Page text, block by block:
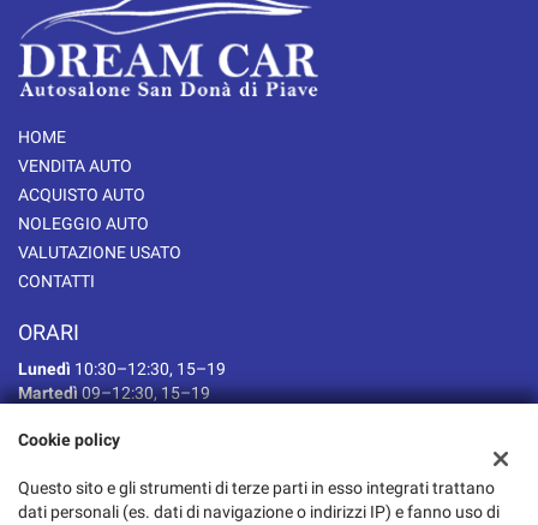
HOME
VENDITA AUTO
ACQUISTO AUTO
NOLEGGIO AUTO
VALUTAZIONE USATO
CONTATTI
ORARI
Lunedì 10:30–12:30, 15–19
Martedì09–12:30, 15–19
Giovedì09–12:30, 15–19
Sabato09–12:30, pomeriggio su appuntamento
Domenica Chiuso
Cookie policy
Questo sito e gli strumenti di terze parti in esso integrati trattano
dati personali (es. dati di navigazione o indirizzi IP) e fanno uso di